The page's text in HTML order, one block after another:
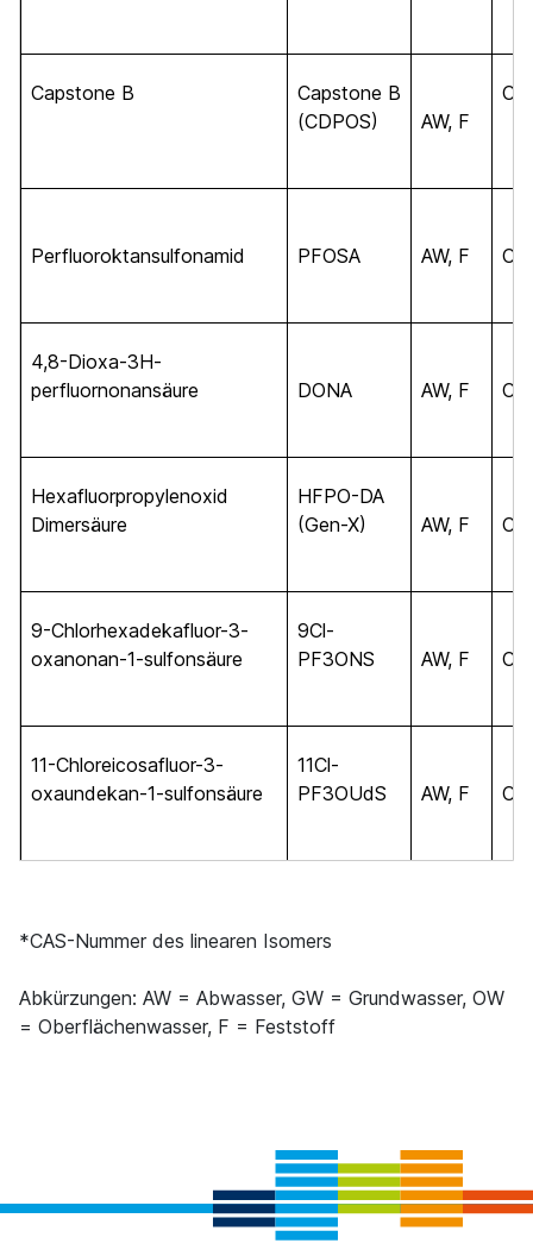
Capstone B
Capstone B
(CDPOS)
AW, F
C
Perfluoroktansulfonamid PFOSA AW, F C
4,8-Dioxa-3H-
perfluornonansäure
DONA AW, F C
Hexafluorpropylenoxid
Dimersäure
HFPO-DA
(Gen-X)
AW, F C
9-Chlorhexadekafluor-3-
oxanonan-1-sulfonsäure
9Cl-
PF3ONS
AW, F C
11-Chloreicosafluor-3-
oxaundekan-1-sulfonsäure
11Cl-
PF3OUdS
AW, F C
*CAS-Nummer des linearen Isomers
Abkürzungen: AW = Abwasser, GW = Grundwasser, OW
= Oberflächenwasser, F = Feststoff